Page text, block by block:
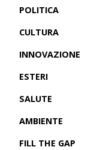
POLITICA
CULTURA
INNOVAZIONE
ESTERI
SALUTE
AMBIENTE
FILL THE GAP